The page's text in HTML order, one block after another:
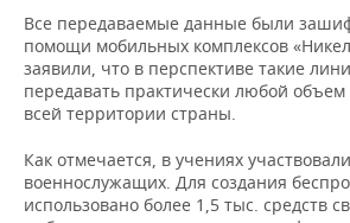
ОТКРЫТАЯ ЛЕКЦИЯ
БАСКЕТБОЛ
ВОЛЕЙБОЛ
КИБЕРСПОРТ
ФИГУРНОЕ КАТАНИЕ
ИНФРАСТРУКТУРА
ИСТОРИЯ
КУЛЬТУРА
МЕДИЦИНА
СПРАВОЧНИК
СПИСОК ПЕРСОН
СПИСОК КОМПАНИЙ
ПОЛНАЯ ВЕРСИЯ
Все передаваемые данные были
помощи мобильных комплексов
заявили, что в перспективе такие
передавать практически любой
всей территории страны.
Как отмечается, в учениях
военнослужащих. Для создания
использовано более 1,5 тыс. средств